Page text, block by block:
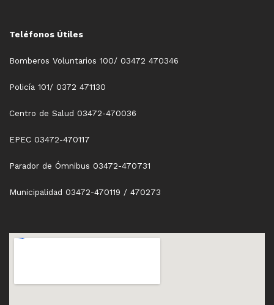
Teléfonos Útiles
Bomberos Voluntarios 100/ 03472 470346
Policía 101/ 0372 471130
Centro de Salud 03472-470036
EPEC 03472-470117
Parador de Ómnibus 03472-470731
Municipalidad 03472-470119 / 470273